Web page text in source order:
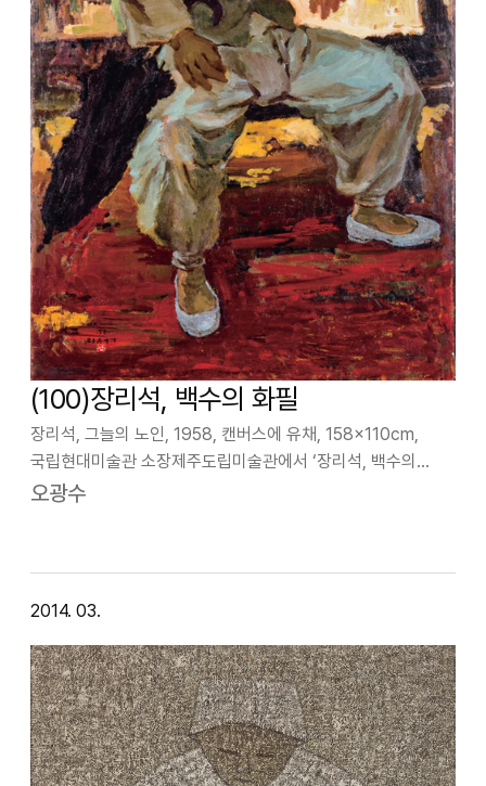
(100)장리석, 백수의 화필
장리석, 그늘의 노인, 1958, 캔버스에 유채, 158×110cm,
국립현대미술관 소장제주도립미술관에서 ‘장리석, 백수의
화필’전(3.4 - 5.11)이 열렸다. 백수란 99세를 가리킨다.
오광수
2014. 03.